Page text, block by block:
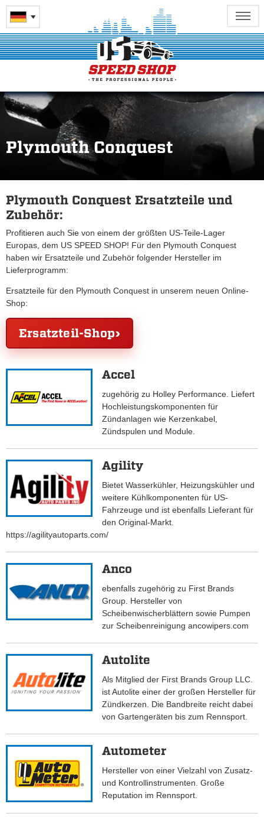
Plymouth Conquest
Plymouth Conquest Ersatzteile und
Zubehör:
Profitieren auch Sie von einem der größten US-Teile-Lager
Europas, dem US SPEED SHOP! Für den Plymouth Conquest
haben wir Ersatzteile und Zubehör folgender Hersteller im
Lieferprogramm:
Ersatzteile für den Plymouth Conquest in unserem neuen Online-
Shop:
Ersatzteil-Shop
Accel
zugehörig zu Holley Performance. Liefert
Hochleistungskomponenten für
Zündanlagen wie Kerzenkabel,
Zündspulen und Module.
Agility
Bietet Wasserkühler, Heizungskühler und
weitere Kühlkomponenten für US-
Fahrzeuge und ist ebenfalls Lieferant für
den Original-Markt.
https://agilityautoparts.com/
Anco
ebenfalls zugehörig zu First Brands
Group. Hersteller von
Scheibenwischerblättern sowie Pumpen
zur Scheibenreinigung ancowipers.com
Autolite
Als Mitglied der First Brands Group LLC.
ist Autolite einer der großen Hersteller für
Zündkerzen. Die Bandbreite reicht dabei
von Gartengeräten bis zum Rennsport.
Autometer
Hersteller von einer Vielzahl von Zusatz-
und Kontrollinstrumenten. Große
Reputation im Rennsport.